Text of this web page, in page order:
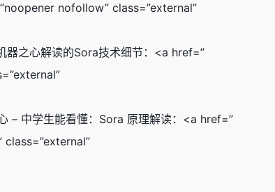
nofollow” class=”external”
之心解读的Sora技术细节：<a href=”
中学生能看懂：Sora 原理解读：<a href=”